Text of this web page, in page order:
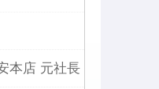
本店 元社長